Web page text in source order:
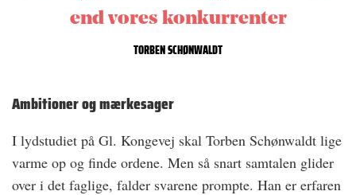
end vores konkurrenter
TORBEN SCHØNWALDT
Ambitioner og mærkesager
I lydstudiet på Gl. Kongevej skal Torben Schønwaldt lige
varme op og finde ordene. Men så snart samtalen glider
over i det faglige, falder svarene prompte. Han er erfaren